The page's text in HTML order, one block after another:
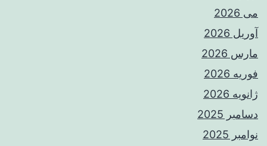
می 2026
آوریل 2026
مارس 2026
فوریه 2026
ژانویه 2026
دسامبر 2025
نوامبر 2025